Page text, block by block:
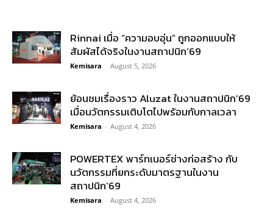
Rinnai เมื่อ “ความอบอุ่น” ถูกออกแบบให้
สัมผัสได้จริงในงานสถาปนิก’69
Kemisara - August 5, 2026
ย้อนชมเรื่องราว Aluzat ในงานสถาปนิก’69
เมื่อนวัตกรรมเติบโตไปพร้อมกับกาลเวลา
Kemisara - August 4, 2026
POWERTEX พาร์ทเนอร์ช่างก่อสร้าง กับ
นวัตกรรมที่ยกระดับมาตรฐานในงาน
สถาปนิก’69
Kemisara - August 4, 2026